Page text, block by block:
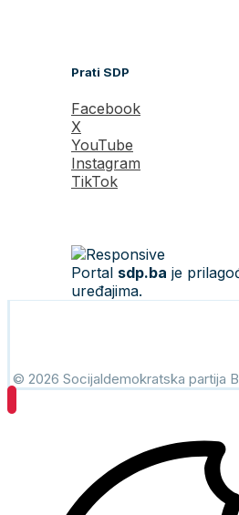
Prati SDP
Facebook
X
YouTube
Instagram
TikTok
Portal sdp.ba je
uređajima.
© 2026 Socijaldemokratska partija